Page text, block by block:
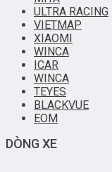
ULTRA RACING
VIETMAP
XIAOMI
WINCA
ICAR
WINCA
TEYES
BLACKVUE
EOM
DÒNG XE